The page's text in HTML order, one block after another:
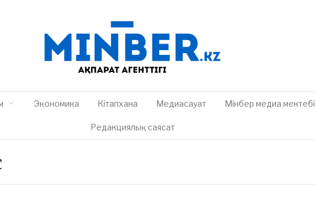
Экономика Кітапхана Медиасауат Мінбер медиа мектебі
Редакциялық саясат